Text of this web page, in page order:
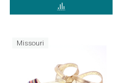
Missouri